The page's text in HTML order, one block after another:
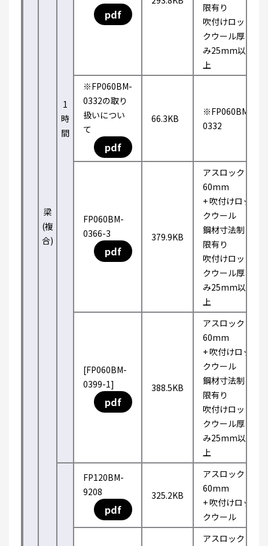
梁
(複
合)
1
時
間
pdf
限有り
吹付けロッ
クウール厚
み25mm以
上
※FP060BM-
0332の取り
扱いについ
て
pdf
66.3KB
※FP060BM-
0332
FP060BM-
0366-3
pdf
379.9KB
アスロック
60mm
+ 吹付けロッ
クウール
鋼材寸法制
限有り
吹付けロッ
クウール厚
み25mm以
上
[FP060BM-
0399-1]
pdf
388.5KB
アスロック
60mm
+ 吹付けロッ
クウール
鋼材寸法制
限有り
吹付けロッ
クウール厚
み25mm以
上
FP120BM-
9208
pdf
325.2KB
アスロック
60mm
+ 吹付けロッ
クウール
アスロック